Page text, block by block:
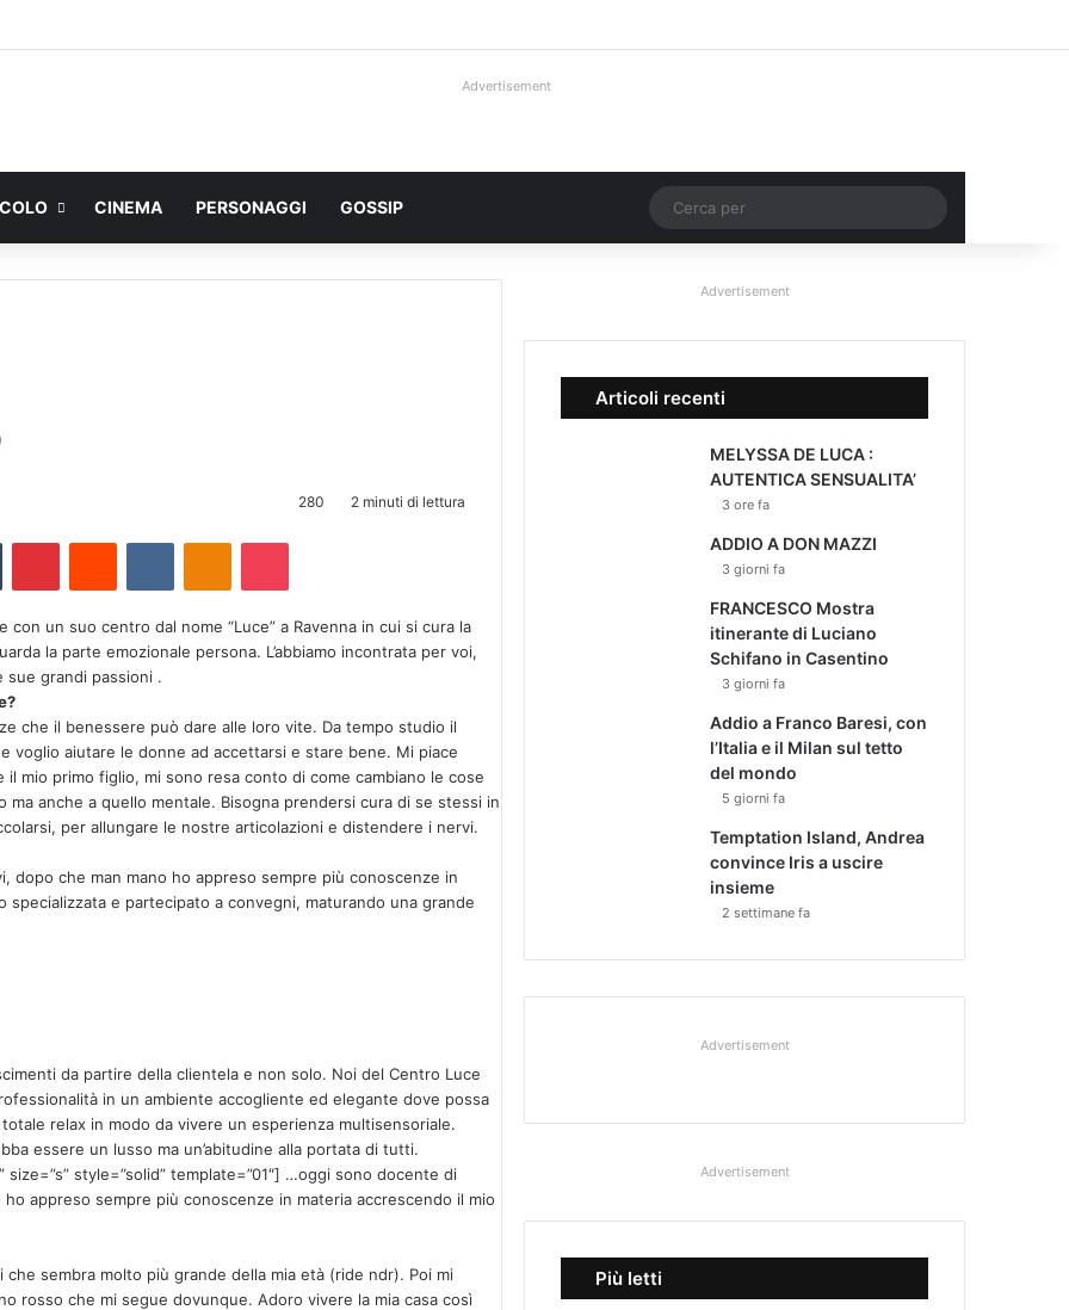
Advertisement
CINEMA PERSONAGGI GOSSIP Un articolo a caso
per
280 2 minuti di lettura
un suo centro dal nome “Luce” a Ravenna in cui si cura la
la parte emozionale persona. L’abbiamo incontrata per voi,
grandi passioni .
che il benessere può dare alle loro vite. Da tempo studio il
voglio aiutare le donne ad accettarsi e stare bene. Mi piace
mio primo figlio, mi sono resa conto di come cambiano le cose
anche a quello mentale. Bisogna prendersi cura di se stessi in
per allungare le nostre articolazioni e distendere i nervi.
che man mano ho appreso sempre più conoscenze in
e partecipato a convegni, maturando una grande
da partire della clientela e non solo. Noi del Centro Luce
in un ambiente accogliente ed elegante dove possa
relax in modo da vivere un esperienza multisensoriale.
essere un lusso ma un’abitudine alla portata di tutti.
style=”solid” template=”01″] …oggi sono docente di
appreso sempre più conoscenze in materia accrescendo il mio
sembra molto più grande della mia età (ride ndr). Poi mi
rosso che mi segue dovunque. Adoro vivere la mia casa così
Advertisement
Articoli recenti
MELYSSA DE LUCA :
AUTENTICA SENSUALITA’
3 ore fa
ADDIO A DON MAZZI
3 giorni fa
FRANCESCO Mostra
itinerante di Luciano
Schifano in Casentino
3 giorni fa
Addio a Franco Baresi, con
l’Italia e il Milan sul tetto
del mondo
5 giorni fa
Temptation Island, Andrea
convince Iris a uscire
insieme
2 settimane fa
Advertisement
Advertisement
Più letti